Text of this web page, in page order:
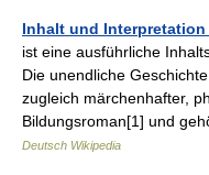
Inhalt und
ist eine ausführliche
Die unendliche
zugleich märchenhafter,
Bildungsroman[1] und
Deutsch Wikipedia